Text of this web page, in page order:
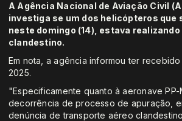
A Agência Nacional de Aviação Civil
investiga se um dos helicópteros que
neste domingo (14), estava
clandestino.
Em nota, a agência informou ter
2025.
"Especificamente quanto à aeronave PP-
decorrência de processo de apuração,
denúncia de transporte aéreo